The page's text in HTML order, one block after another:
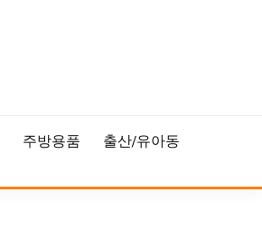
주방용품
출산/유아동